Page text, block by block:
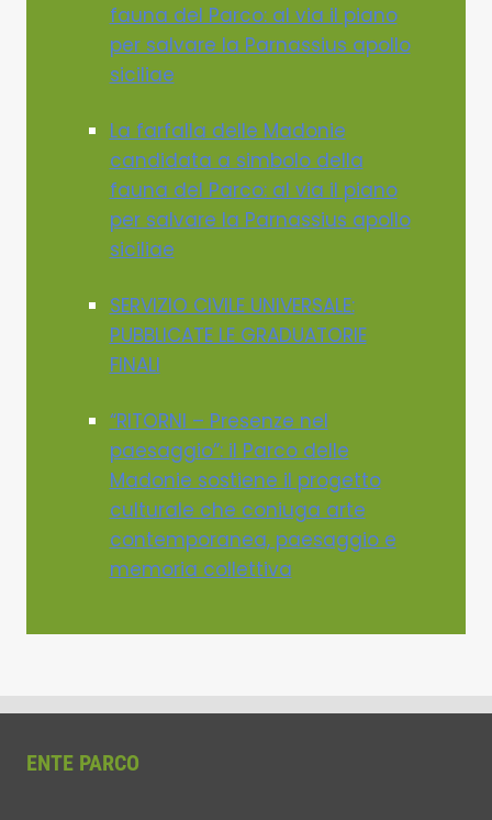
fauna del Parco: al via il piano
per salvare la Parnassius apollo
siciliae
La farfalla delle Madonie
candidata a simbolo della
fauna del Parco: al via il piano
per salvare la Parnassius apollo
siciliae
SERVIZIO CIVILE UNIVERSALE:
PUBBLICATE LE GRADUATORIE
FINALI
“RITORNI – Presenze nel
paesaggio”: il Parco delle
Madonie sostiene il progetto
culturale che coniuga arte
contemporanea, paesaggio e
memoria collettiva
ENTE PARCO